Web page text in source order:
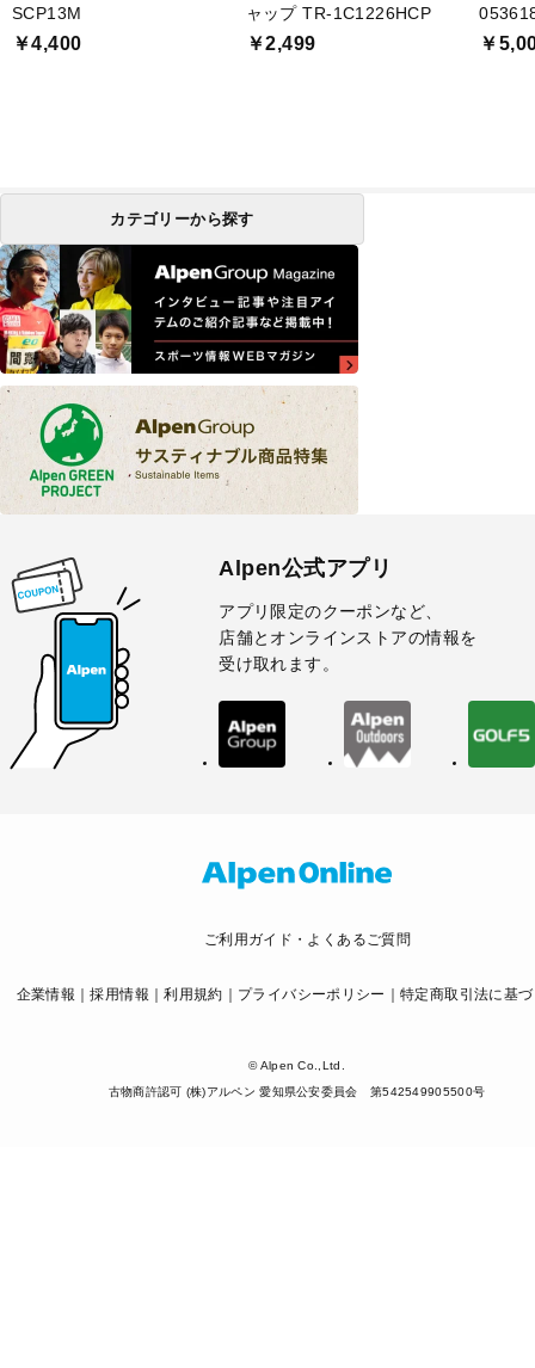
SCP13M
￥4,400
ャップ TR-1C1226HCP
￥2,499 ￥
カテゴリーから探す
Alpen公式アプリ
アプリ限定のクーポンなど、
店舗とオンラインストアの情報を
受け取れます。
ご利用ガイド・よくあるご質問
企業情報 採用情報 利用規約 プライバシーポリシー 特定商取引法に基
© Alpen Co.,Ltd.
古物商許認可 (株)アルペン 愛知県公安委員会 第542549905500号